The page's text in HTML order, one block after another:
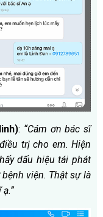
: “Cám ơn bác sĩ
trị cho em. Hiện
dấu hiệu tái phát
viện. Thật sự là